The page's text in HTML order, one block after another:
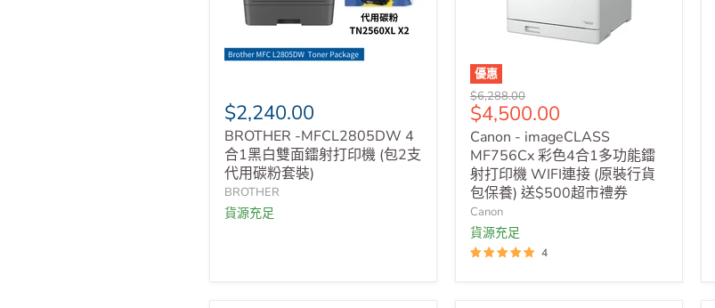
$2,240.00
BROTHER -MFCL2805DW 4
合1黑白雙面鐳射打印機 (包2支
代用碳粉套裝)
BROTHER
貨源充足
優惠
原
價
$6,288.00
售
價
$4,500.00
Canon - imageCLASS
MF756Cx 彩色4合1多功能鐳
射打印機 WIFI連接 (原裝行貨
包保養) 送$500超市禮券
Canon
貨源充足
4